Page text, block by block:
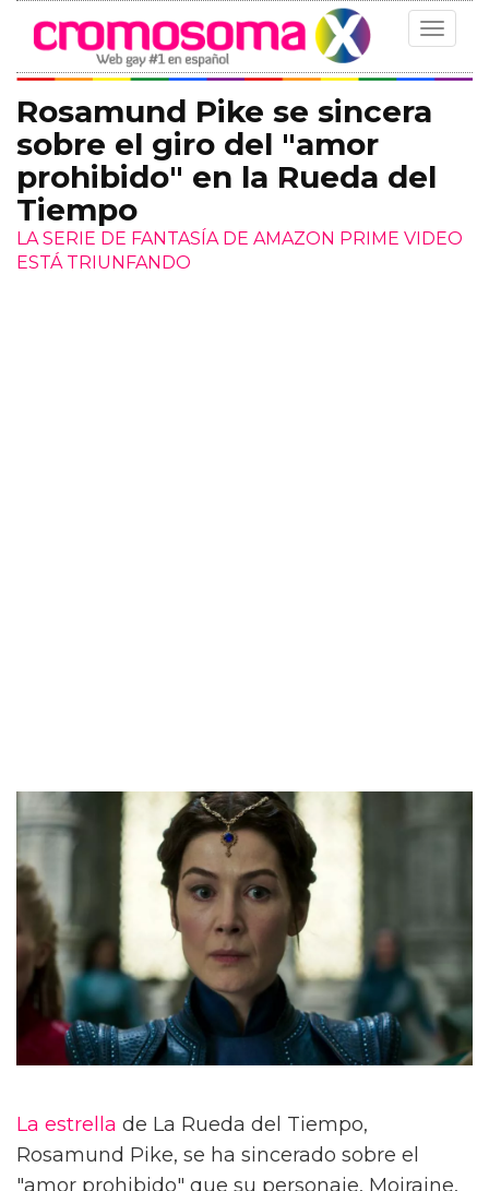
Toggle
Rosamund Pike se sincera
sobre el giro del "amor
prohibido" en la Rueda del
Tiempo
LA SERIE DE FANTASÍA DE AMAZON PRIME VIDEO
ESTÁ TRIUNFANDO
La estrella de La Rueda del Tiempo,
Rosamund Pike, se ha sincerado sobre el
"amor prohibido" que su personaje, Moiraine,